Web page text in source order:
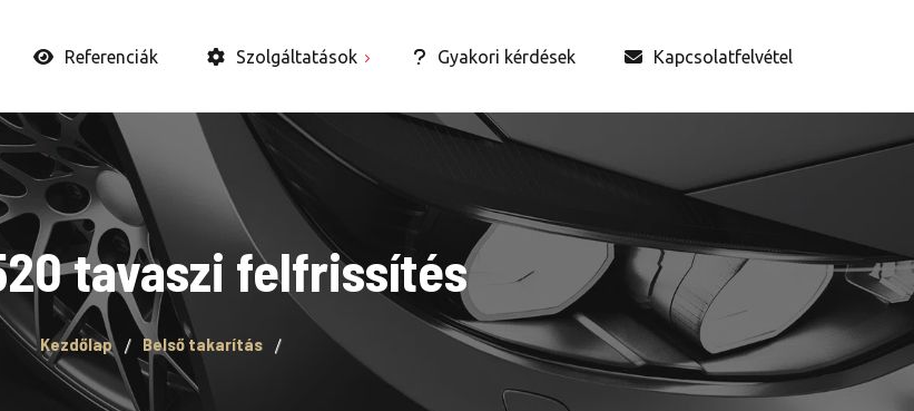
Referenciák Szolgáltatások
Autó belső takarítás
Autópolírozás
Autókerámia és WAX
Bevonatok
Fényszóró felújítás
Ózongenerátoros
fertőtlenítés
Gyakori kérdések Kapcsolatfelvétel
tavaszi felfrissítés
Kezdőlap Belső takarítás